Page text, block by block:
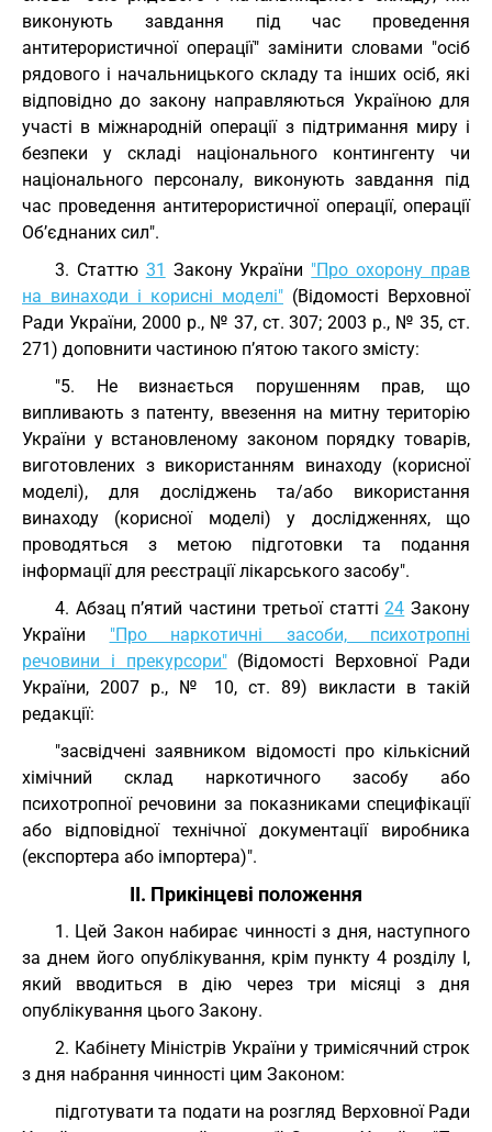
виконують завдання під час проведення
антитерористичної операції" замінити словами "осіб
рядового і начальницького складу та інших осіб, які
відповідно до закону направляються Україною для
участі в міжнародній операції з підтримання миру і
безпеки у складі національного контингенту чи
національного персоналу, виконують завдання під
час проведення антитерористичної операції, операції
Об’єднаних сил".
3. Статтю 31 Закону України "Про охорону прав
на винаходи і корисні моделі" (Відомості Верховної
Ради України, 2000 р., № 37, ст. 307; 2003 р., № 35, ст.
271) доповнити частиною п’ятою такого змісту:
"5. Не визнається порушенням прав, що
випливають з патенту, ввезення на митну територію
України у встановленому законом порядку товарів,
виготовлених з використанням винаходу (корисної
моделі), для досліджень та/або використання
винаходу (корисної моделі) у дослідженнях, що
проводяться з метою підготовки та подання
інформації для реєстрації лікарського засобу".
4. Абзац п’ятий частини третьої статті24 Закону
України "Про наркотичні засоби, психотропні
речовини і прекурсори"(Відомості Верховної Ради
України, 2007 р., № 10, ст. 89) викласти в такій
редакції:
"засвідчені заявником відомості про кількісний
хімічний склад наркотичного засобу або
психотропної речовини за показниками специфікації
або відповідної технічної документації виробника
(експортера або імпортера)".
II. Прикінцеві положення
1. Цей Закон набирає чинності з дня, наступного
за днем його опублікування, крім пункту 4 розділу I,
який вводиться в дію через три місяці з дня
опублікування цього Закону.
2. Кабінету Міністрів України у тримісячний строк
з дня набрання чинності цим Законом:
підготувати та подати на розгляд Верховної Ради